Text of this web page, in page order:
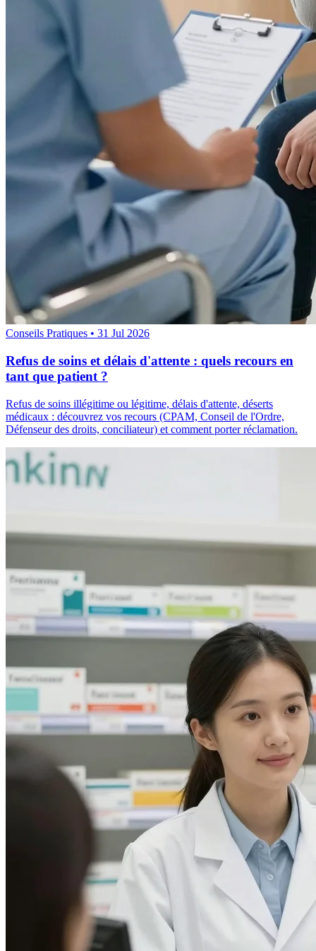
Conseils Pratiques • 31 Jul 2026
Refus de soins et délais d'attente : quels recours en
tant que patient ?
Refus de soins illégitime ou légitime, délais d'attente, déserts
médicaux : découvrez vos recours (CPAM, Conseil de l'Ordre,
Défenseur des droits, conciliateur) et comment porter réclamation.